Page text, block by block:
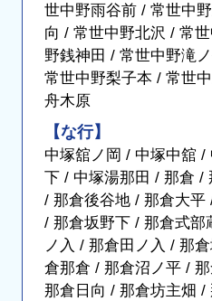
世中野雨谷前 / 常世中
向 / 常世中野北沢 / 常
野銭神田 / 常世中野滝
常世中野梨子本 / 常世
舟木原
【な行】
中塚舘ノ岡 / 中塚中舘 /
下 / 中塚湯那田 / 那倉 /
/ 那倉後谷地 / 那倉大
/ 那倉坂野下 / 那倉式部
ノ入 / 那倉田ノ入 / 那
倉那倉 / 那倉沼ノ平 /
那倉日向 / 那倉坊主畑